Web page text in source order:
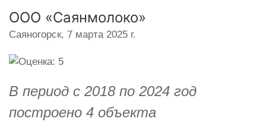
ООО «Саянмолоко»
Саяногорск, 7 марта 2025 г.
В период с 2018 по 2024 год
построено 4 объекта